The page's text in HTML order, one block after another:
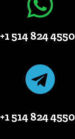
+1 514 824 4550
+1 514 824 4550